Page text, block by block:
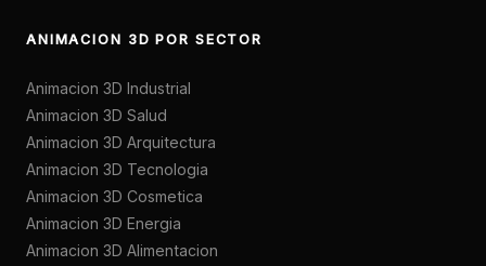
ANIMACION 3D POR SECTOR
Animacion 3D Industrial
Animacion 3D Salud
Animacion 3D Arquitectura
Animacion 3D Tecnologia
Animacion 3D Cosmetica
Animacion 3D Energia
Animacion 3D Alimentacion